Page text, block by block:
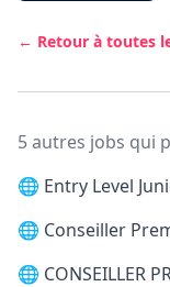
← Retour à toutes
5 autres jobs qui
🌐 Entry Level
🌐 Conseiller
🌐 CONSEILLER